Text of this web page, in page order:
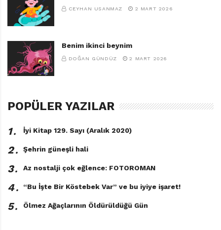
CEYHAN USANMAZ 2 MART 2026
Benim ikinci beynim
DOĞAN GÜNDÜZ 2 MART 2026
POPÜLER YAZILAR
1․ İyi Kitap 129. Sayı (Aralık 2020)
2․ Şehrin güneşli hali
3․ Az nostalji çok eğlence: FOTOROMAN
4․ “Bu İşte Bir Köstebek Var” ve bu iyiye işaret!
5․ Ölmez Ağaçlarının Öldürüldüğü Gün